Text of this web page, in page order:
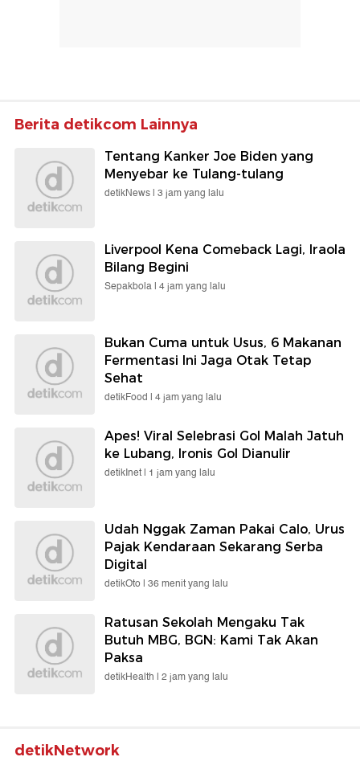
Berita detikcom Lainnya
Tentang Kanker Joe Biden yang
Menyebar ke Tulang-tulang
detikNews | 3 jam yang lalu
Liverpool Kena Comeback Lagi, Iraola
Bilang Begini
Sepakbola | 4 jam yang lalu
Bukan Cuma untuk Usus, 6 Makanan
Fermentasi Ini Jaga Otak Tetap
Sehat
detikFood | 4 jam yang lalu
Apes! Viral Selebrasi Gol Malah Jatuh
ke Lubang, Ironis Gol Dianulir
detikInet | 1 jam yang lalu
Udah Nggak Zaman Pakai Calo, Urus
Pajak Kendaraan Sekarang Serba
Digital
detikOto | 36 menit yang lalu
Ratusan Sekolah Mengaku Tak
Butuh MBG, BGN: Kami Tak Akan
Paksa
detikHealth | 2 jam yang lalu
detikNetwork